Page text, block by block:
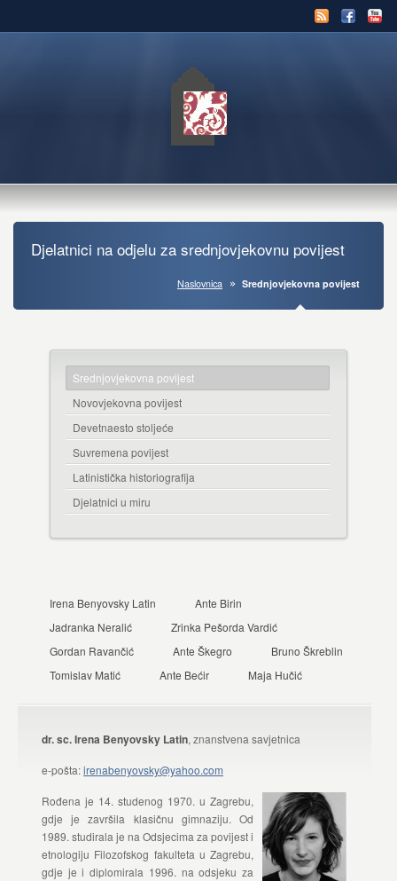
Djelatnici na odjelu za srednjovjekovnu povijest
Naslovnica Srednjovjekovna povijest
Srednjovjekovna povijest
Novovjekovna povijest
Devetnaesto stoljeće
Suvremena povijest
Latinistička historiografija
Djelatnici u miru
Irena Benyovsky Latin
Ante Birin
Jadranka Neralić
Zrinka Pešorda Vardić
Gordan Ravančić
Ante Škegro
Bruno Škreblin
Tomislav Matić
Ante Bećir Maja Hučić
dr. sc. Irena Benyovsky Latin, znanstvena savjetnica
e-pošta:irenabenyovsky@yahoo.com
Rođena je 14. studenog 1970. u Zagrebu,
gdje je završila klasičnu gimnaziju. Od
1989. studirala je na Odsjecima za povijest i
etnologiju Filozofskog fakulteta u Zagrebu,
gdje je i diplomirala 1996. na odsjeku za